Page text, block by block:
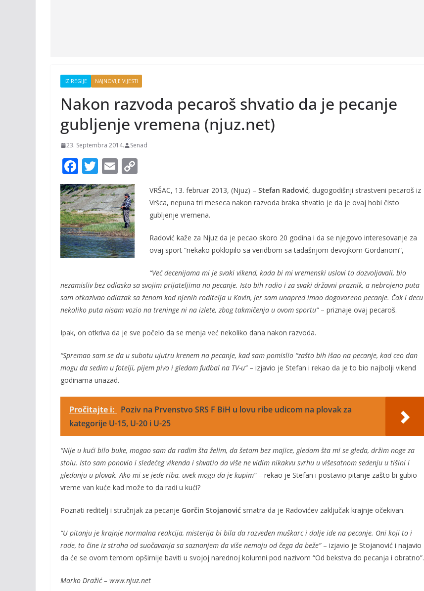
IZ REGIJE NAJNOVIJE VIJESTI
Nakon razvoda pecaroš shvatio da je pecanje
gubljenje vremena (njuz.net)
23. Septembra 2014. Senad
F
ac
e
b
o
o
k
T
w
itt
er
E
m
ai
l
VRŠAC, 13. februar 2013, (Njuz) – Stefan Radović, dugogodišnji strastveni pecaroš iz
Vršca, nepuna tri meseca nakon razvoda braka shvatio je da je ovaj hobi čisto
gubljenje vremena.
Radović kaže za Njuz da je pecao skoro 20 godina i da se njegovo interesovanje za
ovaj sport “nekako poklopilo sa veridbom sa tadašnjom devojkom Gordanom”,
“Već decenijama mi je svaki vikend, kada bi mi vremenski uslovi to dozvoljavali, bio
nezamisliv bez odlaska sa svojim prijateljima na pecanje. Isto bih radio i za svaki državni praznik, a nebrojeno puta
sam otkazivao odlazak sa ženom kod njenih roditelja u Kovin, jer sam unapred imao dogovoreno pecanje. Čak i decu
nekoliko puta nisam vozio na treninge ni na izlete, zbog takmičenja u ovom sportu”– priznaje ovaj pecaroš.
Ipak, on otkriva da je sve počelo da se menja već nekoliko dana nakon razvoda.
“Spremao sam se da u subotu ujutru krenem na pecanje, kad sam pomislio “zašto bih išao na pecanje, kad ceo dan
mogu da sedim u fotelji, pijem pivo i gledam fudbal na TV-u”– izjavio je Stefan i rekao da je to bio najbolji vikend
godinama unazad.
Pročitajte i:
Poziv na Prvenstvo SRS F BiH u lovu ribe udicom na plovak za
kategorije U-15, U-20 i U-25
“Nije u kući bilo buke, mogao sam da radim šta želim, da šetam bez majice, gledam šta mi se gleda, držim noge za
stolu. Isto sam ponovio i sledećeg vikenda i shvatio da više ne vidim nikakvu svrhu u višesatnom sedenju u tišini i
gledanju u plovak. Ako mi se jede riba, uvek mogu da je kupim”– rekao je Stefan i postavio pitanje zašto bi gubio
vreme van kuće kad može to da radi u kući?
Poznati reditelj i stručnjak za pecanje Gorčin Stojanović smatra da je Radovićev zaključak krajnje očekivan.
“U pitanju je krajnje normalna reakcija, misterija bi bila da razveden muškarc i dalje ide na pecanje. Oni koji to i
rade, to čine iz straha od suočavanja sa saznanjem da više nemaju od čega da beže”– izjavio je Stojanović i najavio
da će se ovom temom opširnije baviti u svojoj narednoj kolumni pod nazivom “Od bekstva do pecanja i obratno”.
Marko Dražić – www.njuz.net